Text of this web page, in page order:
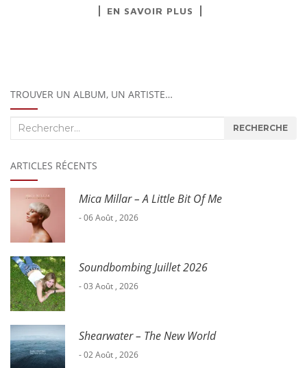
EN SAVOIR PLUS
TROUVER UN ALBUM, UN ARTISTE…
Recherche
RECHERCHE
ARTICLES RÉCENTS
Mica Millar – A Little Bit Of Me
- 06 Août , 2026
Soundbombing Juillet 2026
- 03 Août , 2026
Shearwater – The New World
- 02 Août , 2026